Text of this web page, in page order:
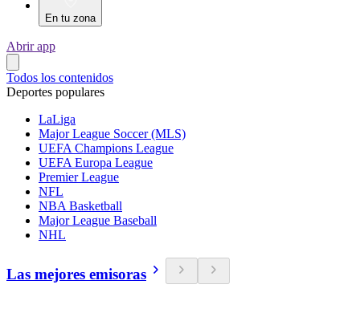
En tu zona
Abrir app
Todos los contenidos
Deportes populares
LaLiga
Major League Soccer (MLS)
UEFA Champions League
UEFA Europa League
Premier League
NFL
NBA Basketball
Major League Baseball
NHL
Las mejores emisoras